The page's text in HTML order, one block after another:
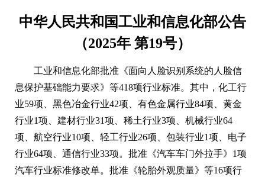
中华人民共和国工业和信息化部公告
（2025年 第19号）
工业和信息化部批准《面向人脸识别系统的人脸信
息保护基础能力要求》等418项行业标准。其中，化工行
业59项、黑色冶金行业42项、有色金属行业84项、黄金
行业1项、建材行业31项、稀土行业3项、机械行业64
项、航空行业10项、轻工行业26项、包装行业1项、电子
行业64项、通信行业33项。批准《汽车车门外拉手》1项
汽车行业标准修改单。批准《轮胎外观质量》等16项行